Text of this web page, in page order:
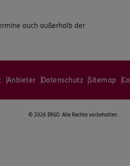
auch außerhalb der
Anbieter Datenschutz Sitemap
© 2026 ERGO. Alle Rechte vorbehalten.